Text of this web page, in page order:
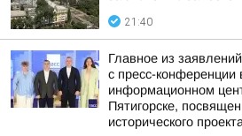
21:40
Главное из
с пресс-конференции
информационном
Пятигорске,
исторического